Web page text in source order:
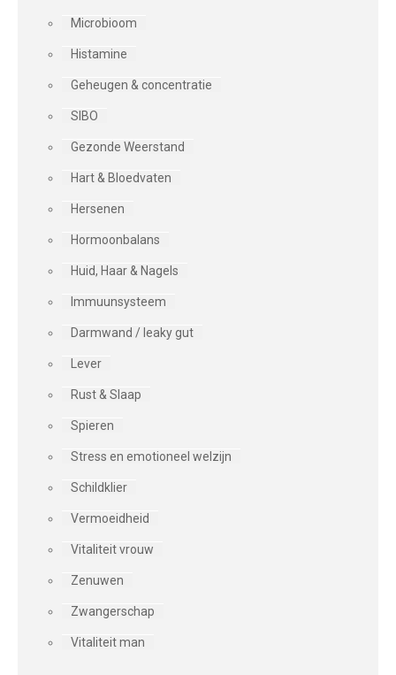
Microbioom
Histamine
Geheugen & concentratie
SIBO
Gezonde Weerstand
Hart & Bloedvaten
Hersenen
Hormoonbalans
Huid, Haar & Nagels
Immuunsysteem
Darmwand / leaky gut
Lever
Rust & Slaap
Spieren
Stress en emotioneel welzijn
Schildklier
Vermoeidheid
Vitaliteit vrouw
Zenuwen
Zwangerschap
Vitaliteit man